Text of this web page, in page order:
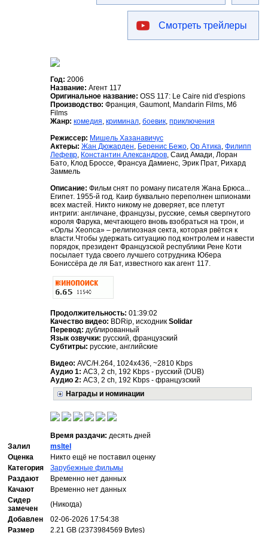
Смотреть трейлеры
Год: 2006
Название: Агент 117
Оригинальное название: OSS 117: Le Caire nid d'espions
Производство: Франция, Gaumont, Mandarin Films, M6
Films
Жанр: комедия, криминал, боевик, приключения
Режиссер: Мишель Хазанавичус
Актеры: Жан Дюжарден, Беренис Бежо, Ор Атика, Филипп
Лефевр, Константин Александров, Саид Амади, Лоран
Бато, Клод Броссе, Франсуа Дамиенс, Эрик Прат, Рихард
Заммель
Описание: Фильм снят по роману писателя Жана Брюса...
Египет. 1955-й год. Каир буквально переполнен шпионами
всех мастей. Никто никому не доверяет, все плетут
интриги: англичане, французы, русские, семья свергнутого
короля Фарука, мечтающего вновь взобраться на трон, и
«Орлы Хеопса» – религиозная секта, которая рвётся к
власти.Чтобы удержать ситуацию под контролем и навести
порядок, президент Французской республики Рене Коти
посылает туда своего лучшего сотрудника Юбера
Бониссёра де ля Бат, известного как агент 117.
Продолжительность: 01:39:02
Качество видео: BDRip, исходник Solidar
Перевод: дублированный
Язык озвучки: русский, французский
Субтитры: русские, английские
Видео: AVC/H.264, 1024x436, ~2810 Kbps
Аудио 1: AC3, 2 ch, 192 Kbps - русский (DUB)
Аудио 2: AC3, 2 ch, 192 Kbps - французский
Награды и номинации
Время раздачи: десять дней
Залил
msltel
Оценка
Никто ещё не поставил оценку
Категория
Зарубежные фильмы
Раздают
Временно нет данных
Качают
Временно нет данных
Сидер
замечен
(Никогда)
Добавлен
02-06-2026 17:54:38
Размер
2.21 GB (2373984569 Bytes)